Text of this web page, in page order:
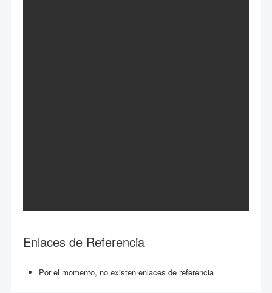
Enlaces de Referencia
Por el momento, no existen enlaces de referencia